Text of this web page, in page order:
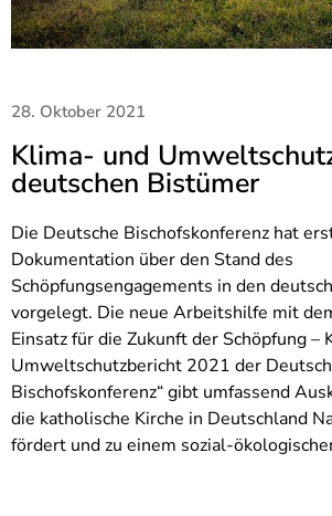
28. Oktober 2021
Klima- und
deutschen Bistümer
Die Deutsche Bischofskonferenz hat
Dokumentation über den Stand des
Schöpfungsengagements in den
vorgelegt. Die neue Arbeitshilfe mit
Einsatz für die Zukunft der Schöpfung –
Umweltschutzbericht 2021 der
Bischofskonferenz“ gibt umfassend
die katholische Kirche in Deutschland
fördert und zu einem sozial-